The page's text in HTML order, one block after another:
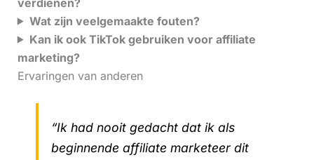
Wat zijn veelgemaakte fouten?
Kan ik ook TikTok gebruiken voor affiliate
marketing?
Ervaringen van anderen
“Ik had nooit gedacht dat ik als
beginnende affiliate marketeer dit